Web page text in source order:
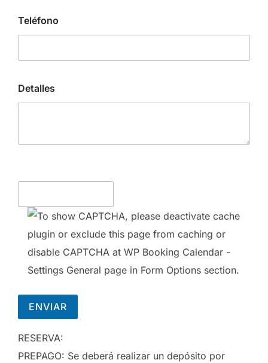
Teléfono
Detalles
RESERVA:
PREPAGO: Se deberá realizar un depósito por